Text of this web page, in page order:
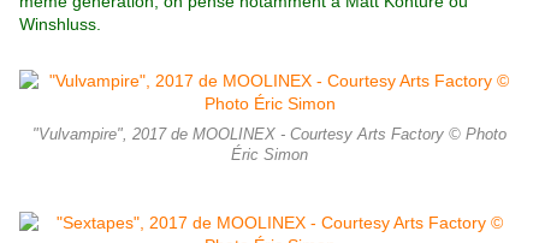
Winshluss.
"Vulvampire", 2017 de MOOLINEX - Courtesy Arts Factory © Photo
Éric Simon